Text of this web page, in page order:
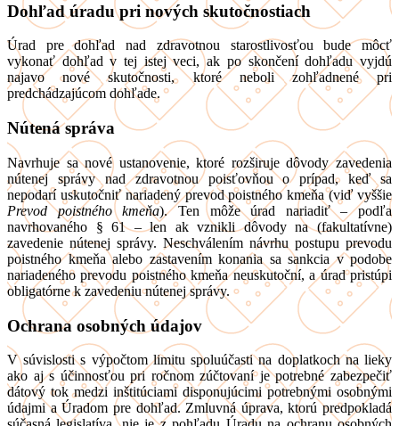
Dohľad úradu pri nových skutočnostiach
Úrad pre dohľad nad zdravotnou starostlivosťou bude môcť
vykonať dohľad v tej istej veci, ak po skončení dohľadu vyjdú
najavo nové skutočnosti, ktoré neboli zohľadnené pri
predchádzajúcom dohľade.
Nútená správa
Navrhuje sa nové ustanovenie, ktoré rozširuje dôvody zavedenia
nútenej správy nad zdravotnou poisťovňou o prípad, keď sa
nepodarí uskutočniť nariadený prevod poistného kmeňa (viď vyššie
Prevod poistného kmeňa). Ten môže úrad nariadiť – podľa
navrhovaného § 61 – len ak vznikli dôvody na (fakultatívne)
zavedenie nútenej správy. Neschválením návrhu postupu prevodu
poistného kmeňa alebo zastavením konania sa sankcia v podobe
nariadeného prevodu poistného kmeňa neuskutoční, a úrad pristúpi
obligatórne k zavedeniu nútenej správy.
Ochrana osobných údajov
V súvislosti s výpočtom limitu spoluúčasti na doplatkoch na lieky
ako aj s účinnosťou pri ročnom zúčtovaní je potrebné zabezpečiť
dátový tok medzi inštitúciami disponujúcimi potrebnými osobnými
údajmi a Úradom pre dohľad. Zmluvná úprava, ktorú predpokladá